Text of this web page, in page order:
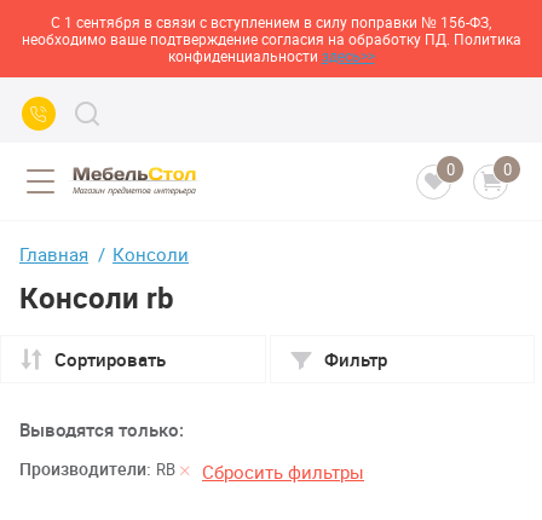
С 1 сентября в связи с вступлением в силу поправки № 156-ФЗ,
необходимо ваше подтверждение согласия на обработку ПД. Политика
конфиденциальности здесь>>
0 0
Главная Консоли
Консоли rb
Сортировать Фильтр
Выводятся только:
Производители: RB Сбросить фильтры